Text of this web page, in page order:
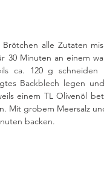
Brötchen alle Zutaten
30 Minuten an einem
ca. 120 g
Backblech legen
einem TL Olivenöl
Mit grobem Meersalz
backen.